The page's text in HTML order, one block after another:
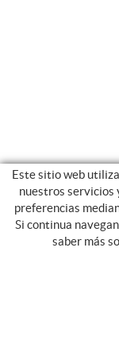
CATEGORIAS
Este sitio web
nuestros servicios
preferencias
Si continua
saber más